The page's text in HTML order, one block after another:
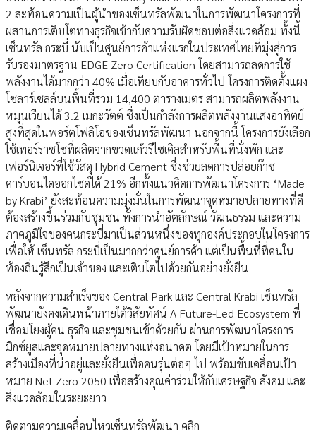
2 สะท้อนความเป็นผู้นำของเซ็นทรัลพัฒนาในการพัฒนาโครงการที่
ผสานการเติบโตทางธุรกิจเข้ากับความรับผิดชอบต่อสิ่งแวดล้อม ทั้งนี้
เซ็นทรัล กระบี่ นับเป็นศูนย์การค้าแห่งแรกในประเทศไทยที่มุ่งสู่การ
รับรองมาตรฐาน EDGE Zero Certification โดยสามารถลดการใช้
พลังงานได้มากกว่า 40% เมื่อเทียบกับอาคารทั่วไป โครงการติดตั้งแผง
โซลาร์เซลล์บนพื้นที่รวม 14,400 ตารางเมตร สามารถผลิตพลังงาน
หมุนเวียนได้ 3.2 เมกะวัตต์ ซึ่งเป็นกำลังการผลิตพลังงานแสงอาทิตย์
สูงที่สุดในพอร์ตโฟลิโอของเซ็นทรัลพัฒนา นอกจากนี้ โครงการยังเลือก
ใช้เทอร์ราซโซที่ผลิตจากขวดแก้วรีไซเคิลสำหรับพื้นที่นั่งพัก และ
เฟอร์นิเจอร์ที่ใช้วัสดุ Hybrid Cement ซึ่งช่วยลดการปล่อยก๊าซ
คาร์บอนไดออกไซด์ได้ 21% อีกทั้งแนวคิดการพัฒนาโครงการ ‘Made
by Krabi’ ยังสะท้อนความมุ่งมั่นในการพัฒนาจุดหมายปลายทางที่ดี
ต้องสร้างขึ้นร่วมกับชุมชน ทั้งการนำอัตลักษณ์ วัฒนธรรม และความ
ภาคภูมิใจของคนกระบี่มาเป็นส่วนหนึ่งของทุกองค์ประกอบในโครงการ
เพื่อให้ เซ็นทรัล กระบี่เป็นมากกว่าศูนย์การค้า แต่เป็นพื้นที่ที่คนใน
ท้องถิ่นรู้สึกเป็นเจ้าของ และเติบโตไปด้วยกันอย่างยั่งยืน
หลังจากความสำเร็จของ Central Park และ Central Krabi เซ็นทรัล
พัฒนายังคงเดินหน้าภายใต้วิสัยทัศน์ A Future-Led Ecosystem ที่
เชื่อมโยงผู้คน ธุรกิจ และชุมชนเข้าด้วยกัน ผ่านการพัฒนาโครงการ
มิกซ์ยูสและจุดหมายปลายทางแห่งอนาคต โดยมีเป้าหมายในการ
สร้างเมืองที่น่าอยู่และยั่งยืนเพื่อคนรุ่นต่อๆ ไป พร้อมขับเคลื่อนเป้า
หมาย Net Zero 2050 เพื่อสร้างคุณค่าร่วมให้กับเศรษฐกิจ สังคม และ
สิ่งแวดล้อมในระยะยาว
ติดตามความเคลื่อนไหวเซ็นทรัลพัฒนา คลิก